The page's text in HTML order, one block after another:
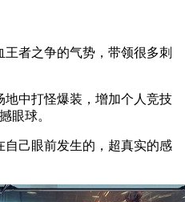
者之争的气势，带领很多刺
地中打怪爆装，增加个人竞技
眼球。
己眼前发生的，超真实的感